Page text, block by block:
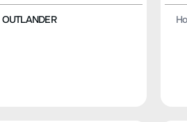
OUTLANDER